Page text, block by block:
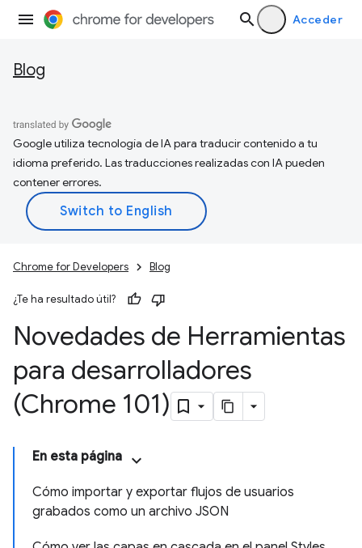
Acceder
Blog
Google utiliza tecnología de IA para traducir contenido a tu
idioma preferido. Las traducciones realizadas con IA pueden
contener errores.
Chrome for Developers Blog
¿Te ha resultado útil?
Novedades de Herramientas
para desarrolladores
(Chrome 101)
En esta página
Cómo importar y exportar flujos de usuarios
grabados como un archivo JSON